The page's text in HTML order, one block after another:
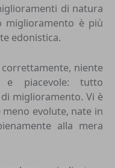
di natura
miglioramento è più
edonistica.
niente
e piacevole: tutto
miglioramento. Vi è
evolute, nate in
alla mera